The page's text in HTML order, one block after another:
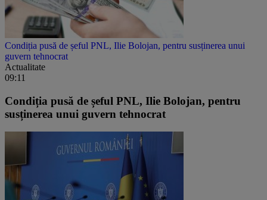
Condiția pusă de șeful PNL, Ilie Bolojan, pentru susținerea unui
guvern tehnocrat
Actualitate
09:11
Condiția pusă de șeful PNL, Ilie Bolojan, pentru
susținerea unui guvern tehnocrat